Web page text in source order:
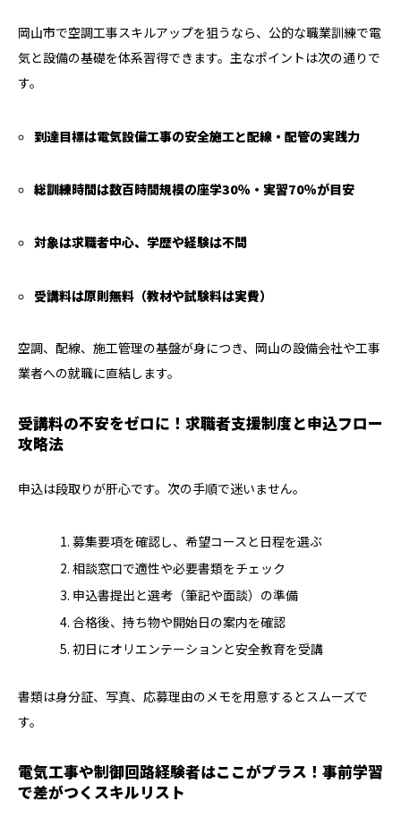
岡山市で空調工事スキルアップを狙うなら、公的な職業訓練で電
気と設備の基礎を体系習得できます。主なポイントは次の通りで
す。
到達目標は電気設備工事の安全施工と配線・配管の実践力
総訓練時間は数百時間規模の座学30％・実習70％が目安
対象は求職者中心、学歴や経験は不問
受講料は原則無料（教材や試験料は実費）
空調、配線、施工管理の基盤が身につき、岡山の設備会社や工事
業者への就職に直結します。
受講料の不安をゼロに！求職者支援制度と申込フロー
攻略法
申込は段取りが肝心です。次の手順で迷いません。
募集要項を確認し、希望コースと日程を選ぶ
相談窓口で適性や必要書類をチェック
申込書提出と選考（筆記や面談）の準備
合格後、持ち物や開始日の案内を確認
初日にオリエンテーションと安全教育を受講
書類は身分証、写真、応募理由のメモを用意するとスムーズで
す。
電気工事や制御回路経験者はここがプラス！事前学習
で差がつくスキルリスト